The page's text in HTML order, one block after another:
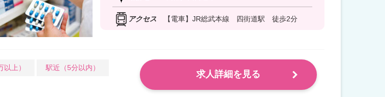
アクセス 【電車】JR総武本線 四街道駅 徒歩2分
上） 駅近（5分以内）
求人詳細を見る